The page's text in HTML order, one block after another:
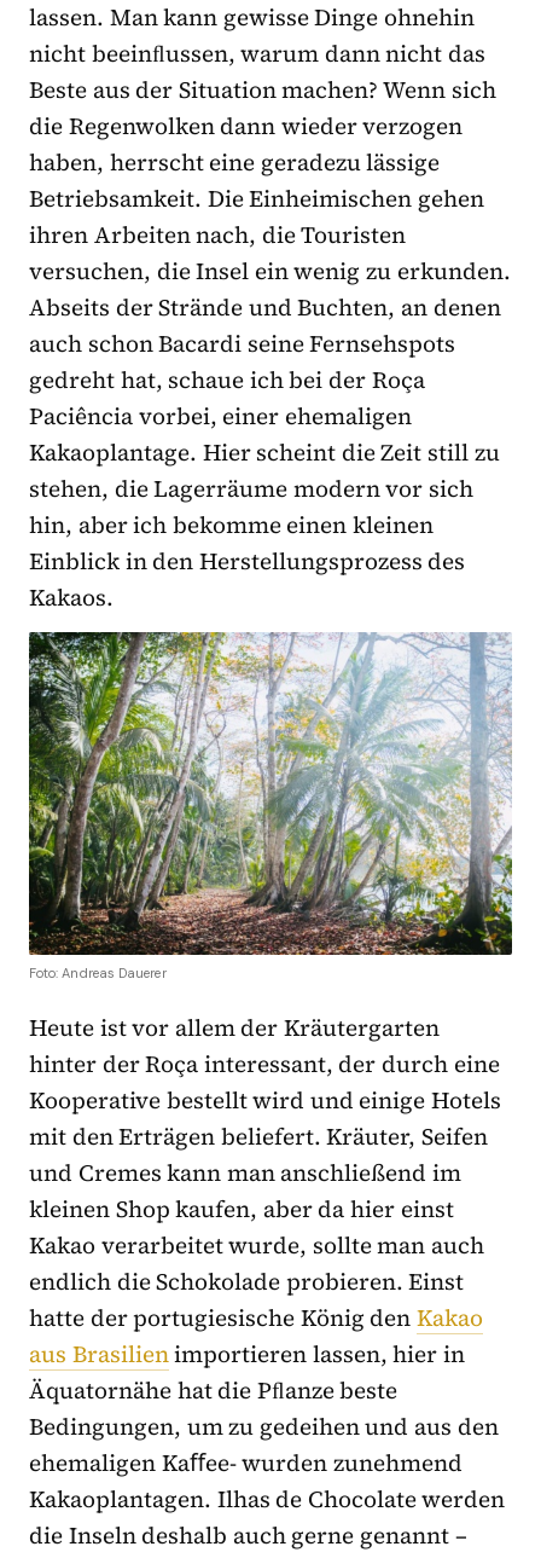
lassen. Man kann gewisse Dinge ohnehin
nicht beeinﬂussen, warum dann nicht das
Beste aus der Situation machen? Wenn sich
die Regenwolken dann wieder verzogen
haben, herrscht eine geradezu lässige
Betriebsamkeit. Die Einheimischen gehen
ihren Arbeiten nach, die Touristen
versuchen, die Insel ein wenig zu erkunden.
Abseits der Strände und Buchten, an denen
auch schon Bacardi seine Fernsehspots
gedreht hat, schaue ich bei der Roça
Paciência vorbei, einer ehemaligen
Kakaoplantage. Hier scheint die Zeit still zu
stehen, die Lagerräume modern vor sich
hin, aber ich bekomme einen kleinen
Einblick in den Herstellungsprozess des
Kakaos.
Foto: Andreas Dauerer
Heute ist vor allem der Kräutergarten
hinter der Roça interessant, der durch eine
Kooperative bestellt wird und einige Hotels
mit den Erträgen beliefert. Kräuter, Seifen
und Cremes kann man anschließend im
kleinen Shop kaufen, aber da hier einst
Kakao verarbeitet wurde, sollte man auch
endlich die Schokolade probieren. Einst
hatte der portugiesische König denKakao
aus Brasilienimportieren lassen, hier in
Äquatornähe hat die Pﬂanze beste
Bedingungen, um zu gedeihen und aus den
ehemaligen Kaﬀee- wurden zunehmend
Kakaoplantagen. Ilhas de Chocolate werden
die Inseln deshalb auch gerne genannt –